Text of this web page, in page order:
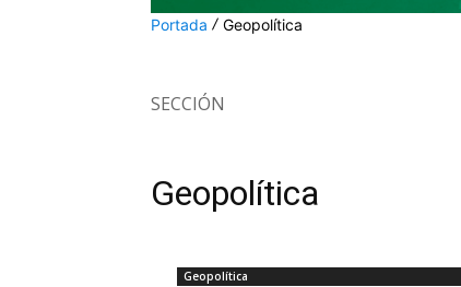
Portada Geopolítica
SECCIÓN
Geopolítica
Geopolítica